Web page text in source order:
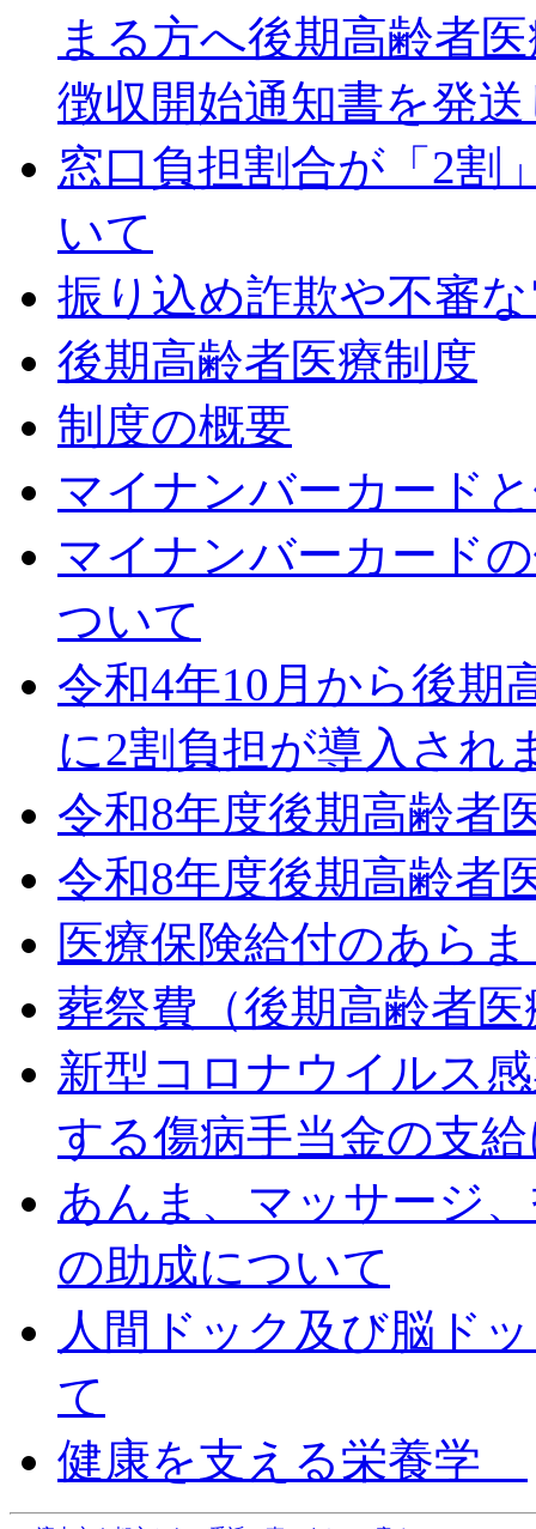
まる方へ後期高齢者
徴収開始通知書を発
窓口負担割合が「2割
いて
振り込め詐欺や不審
後期高齢者医療制度
制度の概要
マイナンバーカード
マイナンバーカード
ついて
令和4年10月から後期
に2割負担が導入され
令和8年度後期高齢者
令和8年度後期高齢者
医療保険給付のあら
葬祭費（後期高齢者
新型コロナウイルス
する傷病手当金の支
あんま、マッサージ
の助成について
人間ドック及び脳ド
て
健康を支える栄養学